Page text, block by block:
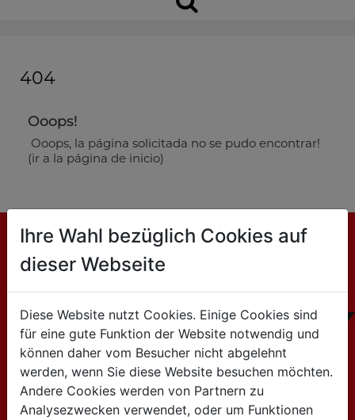
404
Ooops!
Ooops, la página solicitada no se pudo encontrar!
(ir a la página de inicio)
CONTACTO
HOLZMANN MASCHINEN GmbH
Marktplatz 4 / 4170 Haslach / Austria
Tel:+43 7289 / 71562-0
Ihre Wahl bezüglich Cookies auf
dieser Webseite
Diese Website nutzt Cookies. Einige Cookies sind
für eine gute Funktion der Website notwendig und
können daher vom Besucher nicht abgelehnt
werden, wenn Sie diese Website besuchen möchten.
Andere Cookies werden von Partnern zu
Analysezwecken verwendet, oder um Funktionen